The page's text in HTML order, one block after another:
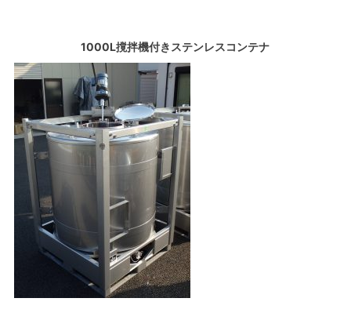
1000L撹拌機付きステンレスコンテナ